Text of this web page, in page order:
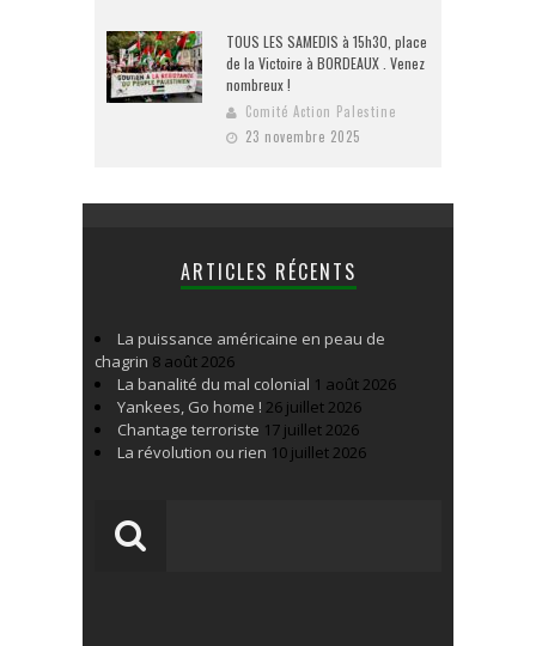
TOUS LES SAMEDIS à 15h30, place
de la Victoire à BORDEAUX . Venez
nombreux !
Comité Action Palestine
23 novembre 2025
ARTICLES RÉCENTS
La puissance américaine en peau de
chagrin 8 août 2026
La banalité du mal colonial 1 août 2026
Yankees, Go home ! 26 juillet 2026
Chantage terroriste 17 juillet 2026
La révolution ou rien 10 juillet 2026